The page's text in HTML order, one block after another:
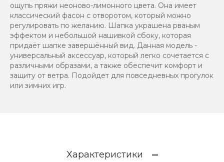
ощупь пряжи неоново-лимонного цвета. Она имеет
классический фасон с отворотом, который можно
регулировать по желанию. Шапка украшена рваным
эффектом и небольшой нашивкой сбоку, которая
придаёт шапке завершённый вид. Данная модель -
универсальный аксессуар, который легко сочетается с
различными образами, а также обеспечит комфорт и
защиту от ветра. Подойдет для повседневных прогулок
или зимних игр.
Характеристики